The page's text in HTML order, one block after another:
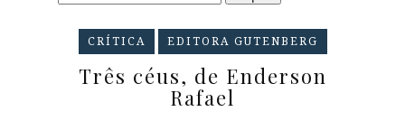
CRÍTICA EDITORA GUTENBERG
Três céus, de Enderson
Rafael